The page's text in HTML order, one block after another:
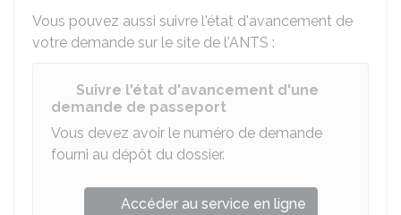
Vous pouvez aussi suivre l'état d'avancement de
votre demande sur le site de l'ANTS :
Suivre l'état d'avancement d'une
demande de passeport
Vous devez avoir le numéro de demande
fourni au dépôt du dossier.
Accéder au service en ligne